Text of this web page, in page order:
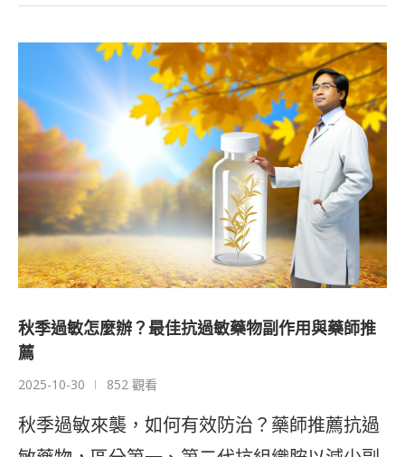
秋季過敏怎麼辦？最佳抗過敏藥物副作用與藥師推
薦
2025-10-30 852 觀看
秋季過敏來襲，如何有效防治？藥師推薦抗過